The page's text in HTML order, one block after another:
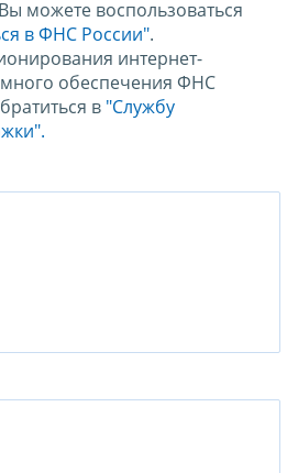
можете воспользоваться
в ФНС России".
интернет-
обеспечения ФНС
в "Службу